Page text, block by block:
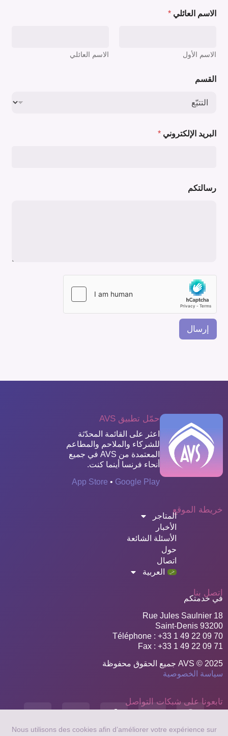
الاسم العائلي *
الاسم الأول الاسم العائلي
القسم
س
ر
م
البريد الإلكتروني *
رسالتكم
إرسال
حمّل تطبيق AVS
اعثر على القائمة المحدّثة
للشركاء والملاحم والمطاعم
المعتمدة من AVS في جميع
أنحاء فرنسا أينما كنت.
App Store • Google Play
خريطة الموقع
المتاجر
الأخبار
الأسئلة الشائعة
حول
اتصال
العربية
اتصل بنا
في خدمتكم
18 Rue Jules Saulnier
93200 Saint-Denis
Téléphone : +33 1 49 22 09 70
Fax : +33 1 49 22 09 71
AVS © 2025 جميع الحقوق محفوظة
سياسة الخصوصية
تابعونا على شبكات التواصل